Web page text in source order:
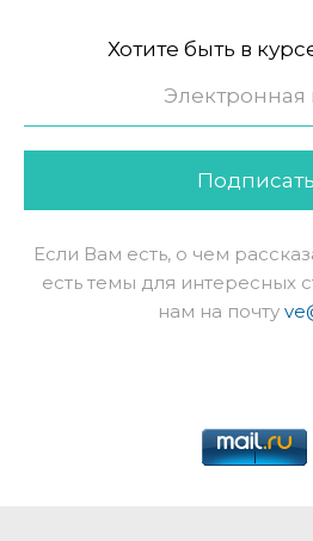
Хотите быть в
Если Вам есть, о чем
есть темы для интересных
нам на почту